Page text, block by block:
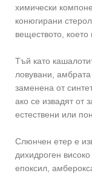
химически
конюгирани
веществото,
Тъй като
ловувани,
заменена от
ако се извадят от
естествени или
Слюнчен етер е
дихидроген
епоксил,